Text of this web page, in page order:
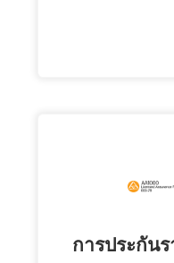
การประกัน